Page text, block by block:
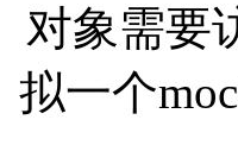
对象需要
拟一个